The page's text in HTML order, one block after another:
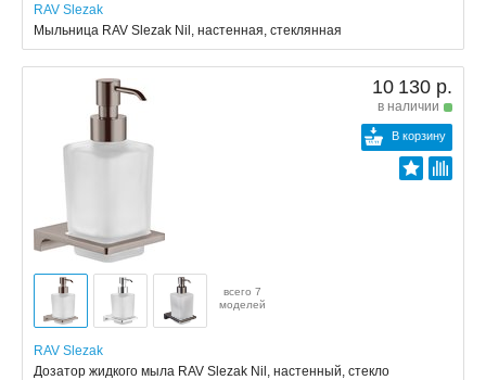
RAV Slezak
Мыльница RAV Slezak Nil, настенная, стеклянная
10 130 р.
в наличии
В корзину
всего 7
моделей
RAV Slezak
Дозатор жидкого мыла RAV Slezak Nil, настенный, стекло